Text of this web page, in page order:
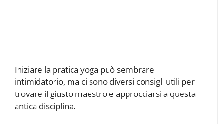
Iniziare la pratica yoga può sembrare
intimidatorio, ma ci sono diversi consigli utili per
trovare il giusto maestro e approcciarsi a questa
antica disciplina.